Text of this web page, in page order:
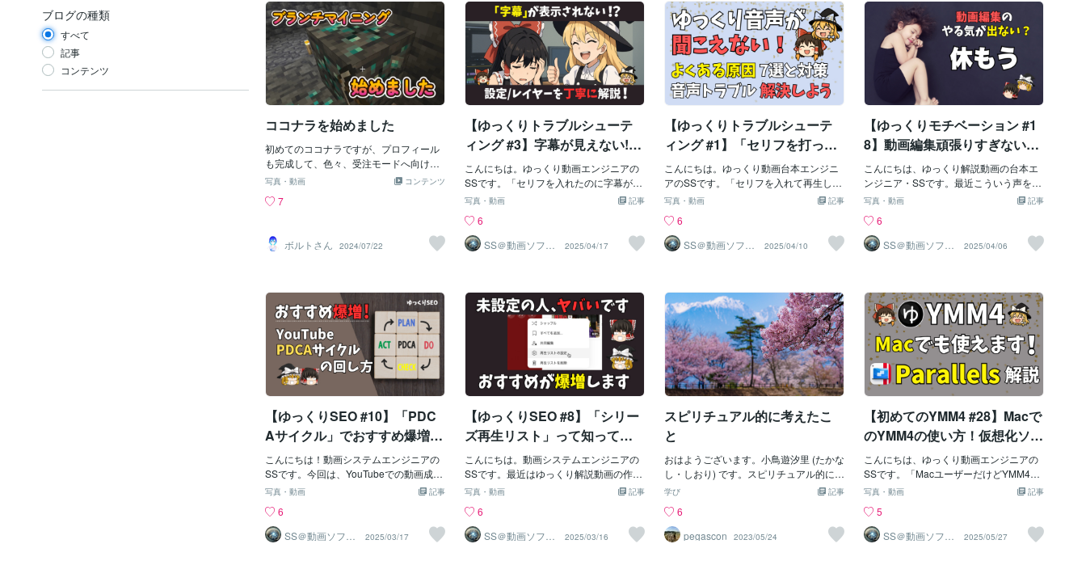
ブログの種類
すべて
記事
コンテンツ
解説できちゃうところが最大の売りで
す。商品のPRや会社の紹介などにも活用
できるコンテンツだと思います。 私はシ
ステムエンジニアとして働く傍ら、YouT
ubeで「収益化済み」のゆっくり解説チ
ャンネルを運営しており、これまでのノ
ウハウを元に動画作成をサポート致しま
す。以下のように様々なサービスをご提
供していますので、是非ご覧ください。
権がない時代に依存しにくい「公共の情
報をまとめ」の傾向がある③未来創造型
（１割）は、誰が得するんだ？ という
ドン引きだが夢中で楽しそうオーラがあ
り、一度認知されバズると唯一無二にな
る一番わかりやすいのが①の現在共感型
の、流行に乗る、二次創作系である。話
題のニュースを漫画化、解説したり、鬼
滅の刃やスパイファミリーなどの流行が
あれば積極的に取り込んで「共感性」で
楽しませるチャンネルである。絵を書い
たりする場合は、オリジナルではなく
「人気のジャンル」だけに特化している
ほど、現在共感型である。一方、オリジ
型」となる。時事問題、共感性を訴え
る、見やすさ重視の動画は共感型が多
い。特に、スピリチュアルのようなきれ
気持ちよさそうな映像」を多く多様する
のは現在が多い。あと、声を個人で出し
たり、顔出しして解説するのもこの共感
型が多い。次に分かりやすいのが②の過
去再現型。歴史や実績を説明する、「公
共情報」で稼ぐタイプである。顔出しは
せず、ゆっくり声やボイスロイドを使っ
て「リスクを負わずに成果を出す」こと
が多い。歴史解説、偉人解説など「実績
があって数がある、統計的に認め
性、信頼性）を高めるSEO対策をいたし
ます。 実績：ECサイト売上20%UP・ブ
ログPV2倍向上「ゆっくり解説動画」は
オワコン?収益化できない?収益化の可能
性、2025年から新たに始めるべき理由に
ついて、最新の情報をもとに簡潔に解説
します。■■■1. 「ゆっくり解説動画」は
オワコンなのか？■■■「ゆっくり解説動
画」は、東方Projectのキャラクター（霊
夢や魔理沙）とAquesTalkなどの音声合
成ソフトを使った解説動画で、YouTube
やニコニコ動画で人気を博してきまし
た。しかし、近年「オワコン」と呼ばれ
ることが増えています。その理由と、な
きます。■■「1.1 オワコンと言われる理
由」■■以下の要因から、「ゆっくり解説
動画」は一部でオワコンと見なされてい
ツ」や「付加価値の低いコンテンツ」を
収益化対象外とするポリシーを強化しま
した。ゆっくり動画は、テンプレート化
された形式（キャラの立ち絵、スライド
ショー形式、単調な音声）が多く、AIア
ルゴリズムが「自動生成コンテンツ」と
誤判定することがありま
です。ぜひ参考にしてみてください。1.
自己紹介動画はなぜNGなのか？最初の1
本として「はじめまして！」と自己紹介
動画を出したくなる気持ち、よくわかり
ます。ですが、自己紹介動画だけを出す
のはおすすめできません。理由は単純
で、✅ 視聴者は「誰が話しているか」よ
り、「何の話をしているか」に興味があ
るからです。YouTubeは検索・関連動
画・おすすめ表示などから、たまたま流
れ着いた視聴者が多い媒体。その中で
「私はこういう人で…」という話をされ
ても、よほど興味を引く理由がない限り
見てもらえません。自己紹介は、チャン
大切なのは、“動画の内容を通じて自己紹
介する”こと。どんなジャンルで、どんな
話し方で、どんなテンポで進むチャンネ
最初に出すべき動画の中身とは？では、
何を投稿すれば良いのでしょうか？答え
はシンプルです。✅ これから継続して扱
うジャンルの「本編の一例」を出す。た
とえば歴史解説チャンネルなら、「織田
信長の最期」や「関ヶ原の戦いの裏側」
など、視聴者が知っていそうで実は知ら
ない話題を1つ選び、テンポよく解説する
のが効果的です。科学系なら、「なんで
雷
ココナラを始めました
初めてのココナラですが、プロフィール
も完成して、色々、受注モードへ向け
て、準備中ですが、徐々にやっていくの
第、頑張っていきますー(^▽^)/実は動画
ったり、字幕やｂｇｍも大事です。僕自
身も腕を磨き続けています。僕自身はゆ
がある作業の一環です。 夏になりまし
たが日光が暑いですね、熱中症に気を付
けてくださいね
コンテンツ
写真・動画
7
ボルトさん 2024/07/22
【ゆっくりトラブルシューテ
ィング #3】字幕が見えない!?
YMM4の「字幕設定」や「レイ
ヤー」を見直そう…もしかし
たら「フォント」が原因か
も？ボイスアイテムの使い
方・表示方法を詳しく解説し
こんにちは。ゆっくり動画エンジニアの
SSです。「セリフを入れたのに字幕が出
てこない」「字幕は読ませてるのに、画
えてるのに、再生すると字幕が表示され
ない」こんな“あるあるトラブル”に遭遇
したこと、ありませんか？今回は、ゆっ
その解決法を、具体的な操作方法つきで
紹介していきます。字幕はゆっくり解説
動画の「顔」とも言える重要な要素で
す。ほんの少しの設定ミスで字幕が消え
てしまうのは、避けたいトラブルのひと
つ。✅ このnoteを参考に、トラブルの原
因を1つずつ丁寧にチェックしてみてくだ
さい。動画では、実際の操作画面を使っ
て詳しく解説しています。併せてぜひご
覧ください！1. 字幕の表示設定がオフに
なっているまず最初に確認すべきは、
「そもそも字幕が表示される設定になっ
ているかどうか」です。YMM4では、字
幕の表示を2つのレベルで管理していま
字幕表示。もうひとつは「ボイスアイテ
ム個別」の字幕設定です。キャラクター
の設定画面で、「字幕」タブを開くと・
記事
写真・動画
6
SS＠動画ソフト
ウェアエンジニ
2025/04/17
【ゆっくりトラブルシューテ
ィング #1】「セリフを打った
のに音声が出ない！」YMM4で
よくある「ボイス」の問題を
徹底解決！初心者からプロま
でよくある原因7選と対策を紹
介…これを見れば「ゆっくり
こんにちは。ゆっくり動画台本エンジニ
アのSSです。「セリフを入れて再生して
も、ゆっくりボイスが出ない…」「音量
に、完全に無音」「キャラが喋らないか
ら、作業が止まってしまった…」──そん
な「あるある」、YMM4を使い始めた人
er4）で「音が出ない」状態になったとき
に、✅ よくある原因7つ✅ 効果が高い順
に試す解決ステップ✅ 再発を防ぐコツと
作業習慣まで、実体験ベース＋ユーザー
報告を元にしっかり解説していきます。
1. 音が出ないときに最初に確認すべきこ
と【超基本】「音が出ない＝YMM4がバ
グった」と思いがちですが、実は【操作
ミス・設定の見落とし】が8割以上です。
✅ まずはボイス再生の仕組みを確認しよ
う●タイムラインの赤いバーがセリフの前
にあると、無音で再生されます●セリフの
直前にバーを合わせて再生するのがベス
トです●基本操作：▶ボタン or スペース
ックリスト（7選）以下の項目は、YMM4
で音が出ない時によくある「トラブルシ
ューティング」です‼️① 再生位置の確認
記事
写真・動画
6
SS＠動画ソフト
ウェアエンジニ
2025/04/10
【ゆっくりモチベーション #1
8】動画編集頑張りすぎない
で！「休憩」で作業を効率
化！5つのアドバイス…「ぼん
やり」が脳を活性化！運動や
瞑想が集中に役立つって本
当？本当に役立つ「休み方」
こんにちは、ゆっくり解説動画の台本エ
ンジニア・SSです。最近こういう声をよ
く聞きます。「編集しても全然進まな
日続けるのがキツい」やる気があるのに
進まない──それ、あなたの「意志力」の
問題ではなくて、脳の仕組みに逆らって
か？✅ 脳が自動的にアイデアを出し始め
る「リフレッシュ法」✅ 忙しい人でもで
きる習慣の作り方✅ 編集時間を減らす“時
短の裏技”を、科学的根拠＋動画制作者の
視点でがっつり解説していきます。1.
「がんばってるのに進まない」その正体
は“脳の設計ミス”「とにかく机に向かえ
ばなんとかなる」と思っていませんか？
実はそれ、もっとも非効率なやり方かも
しれません。脳には、「集中していると
き」より「ぼんやりしているとき」の方
が創造性が高まるという研究結果があり
ます。これを支えているのが、脳の「デ
フォルトモードネットワーク（DMN）」
もしていないときに働く“内なる情報整理
モード”→ 散歩中／お風呂中／洗い物中に
アイデアが浮かぶのはこのせい！つま
記事
写真・動画
6
SS＠動画ソフト
ウェアエンジニ
2025/04/06
【ゆっくりSEO #10】「PDC
Aサイクル」でおすすめ爆増！
動画のクリック率や視聴維持
率が驚くほど改善します…サ
ムネやタイトル、内容を見直
して質の高い動画を作る方法
教えます
こんにちは！動画システムエンジニアの
SSです。今回は、YouTubeでの動画成長
を加速させる「PDCAサイクル」 につい
とは？PDCAとは Plan（計画）→ Do
（実行）→ Check（評価）→ Act（改
善） の4ステップを繰り返し、継続的に
記事
写真・動画
6
SS＠動画ソフト
ウェアエンジニ
2025/03/17
【ゆっくりSEO #8】「シリー
ズ再生リスト」って知って
る？単なる再生リストじゃな
い…「シリーズ化」をするだ
けでおすすめ回数が爆増しま
す！リストの作り方や活用法
まで細かく解説…リストでもS
こんにちは。動画システムエンジニアの
SSです。最近はゆっくり解説動画の作成
の効率化に勤しんでいます。本noteで
（YMM4など）について解説していま
す。YouTubeの再生リストを活用して視
聴回数UP！「YouTubeの再生リストって
記事
写真・動画
6
SS＠動画ソフト
ウェアエンジニ
2025/03/16
スピリチュアル的に考えたこ
と
おはようございます。小鳥遊汐里 (たかな
し・しおり) です。スピリチュアル的に考
えたことがあったので記事にまとめてみ
には「ゆっくり解説」と呼ばれるジャン
ルがあります。こんな「ゆっくり解説」
動画を観ました。こちらの「ゆっくり解
記事
学び
6
pegascon
2023/05/24
【初めてのYMM4 #28】Macで
のYMM4の使い方！仮想化ソフ
ト「Parallels Desktop」の使
い方をわかりやすく解説…仮
想環境を作ればMacでもWind
owsを使えます！
こんにちは、ゆっくり動画エンジニアの
SSです。「MacユーザーだけどYMM4を
使いたい」「Windowsソフトの設定って
ょっと不安」こんな悩み、抱えていませ
んか？そんなあなたにおすすめなのが、
仮想環境を作るParallels Desktop。この
記事
写真・動画
5
SS＠動画ソフト
ウェアエンジニ
2025/05/27